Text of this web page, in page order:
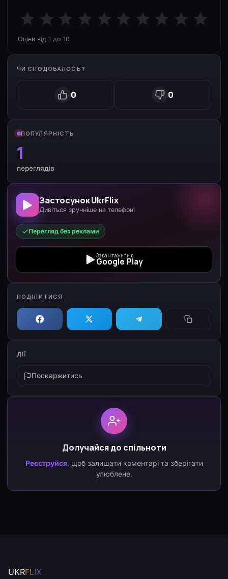
Оціни від 1 до 10
ЧИ СПОДОБАЛОСЬ?
0 0
ПОПУЛЯРНІСТЬ
1
переглядів
Застосунок UkrFlix
Дивіться зручніше на телефоні
Перегляд без реклами
Завантажити в
Google Play
ПОДІЛИТИСЯ
ДІЇ
Поскаржитись
Долучайся до спільноти
Реєструйся, щоб залишати коментарі та зберігати
улюблене.
UKRFLIX